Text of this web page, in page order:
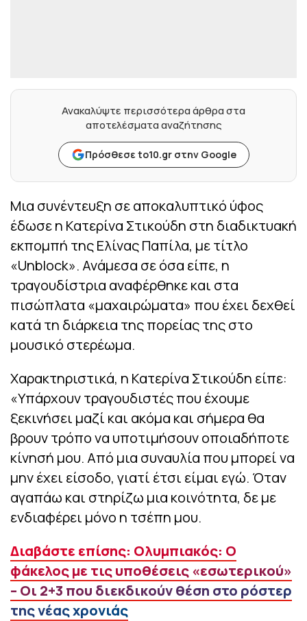
Ανακαλύψτε περισσότερα άρθρα στα
αποτελέσματα αναζήτησης
Πρόσθεσε to10.gr στην Google
Μια συνέντευξη σε αποκαλυπτικό ύφος
έδωσε η Κατερίνα Στικούδη στη διαδικτυακή
εκπομπή της Ελίνας Παπίλα, με τίτλο
«Unblock». Ανάμεσα σε όσα είπε, η
τραγουδίστρια αναφέρθηκε και στα
πισώπλατα «μαχαιρώματα» που έχει δεχθεί
κατά τη διάρκεια της πορείας της στο
μουσικό στερέωμα.
Χαρακτηριστικά, η Κατερίνα Στικούδη είπε:
«Υπάρχουν τραγουδιστές που έχουμε
ξεκινήσει μαζί και ακόμα και σήμερα θα
βρουν τρόπο να υποτιμήσουν οποιαδήποτε
κίνησή μου. Από μια συναυλία που μπορεί να
μην έχει είσοδο, γιατί έτσι είμαι εγώ. Όταν
αγαπάω και στηρίζω μια κοινότητα, δε με
ενδιαφέρει μόνο η τσέπη μου.
Διαβάστε επίσης: Ολυμπιακός: Ο
φάκελος με τις υποθέσεις «εσωτερικού»
– Οι 2+3 που διεκδικούν θέση στο ρόστερ
της νέας χρονιάς